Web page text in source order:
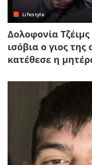
Lifestyle
Δολοφονία
ισόβια ο γιος
κατέθεσε η